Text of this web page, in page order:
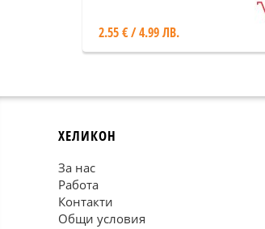
2.55 € / 4.99 ЛВ.
ХЕЛИКОН
За нас
Работа
Контакти
Общи условия